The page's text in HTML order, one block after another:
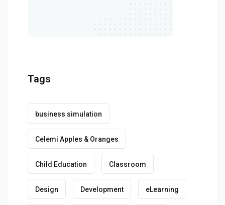
Tags
business simulation
Celemi Apples & Oranges
Child Education Classroom
Design Development eLearning